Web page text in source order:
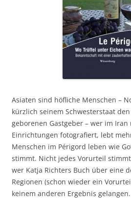
Asiaten sind höfliche Menschen –
kürzlich seinem Schwesterstaat
geborenen Gastgeber – wer im
Einrichtungen fotografiert, lebt
Menschen im Périgord leben wie
stimmt. Nicht jedes Vorurteil
wer Katja Richters Buch über eine
Regionen (schon wieder ein
keinem anderen Ergebnis gelangen.